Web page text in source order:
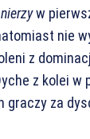
w
nie
z
z kolei w
graczy za